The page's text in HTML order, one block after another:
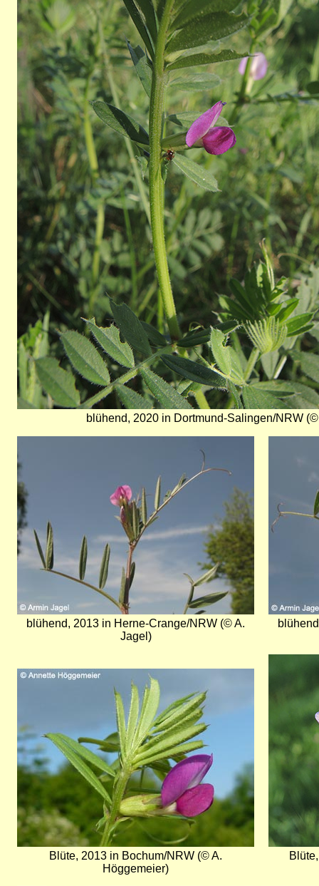
blühend, 2020 in Dortmund-Salingen/NRW
blühend, 2013 in Herne-Crange/NRW (© A.
Jagel)
Bild
Blüte, 2013 in Bochum/NRW (© A.
Höggemeier)